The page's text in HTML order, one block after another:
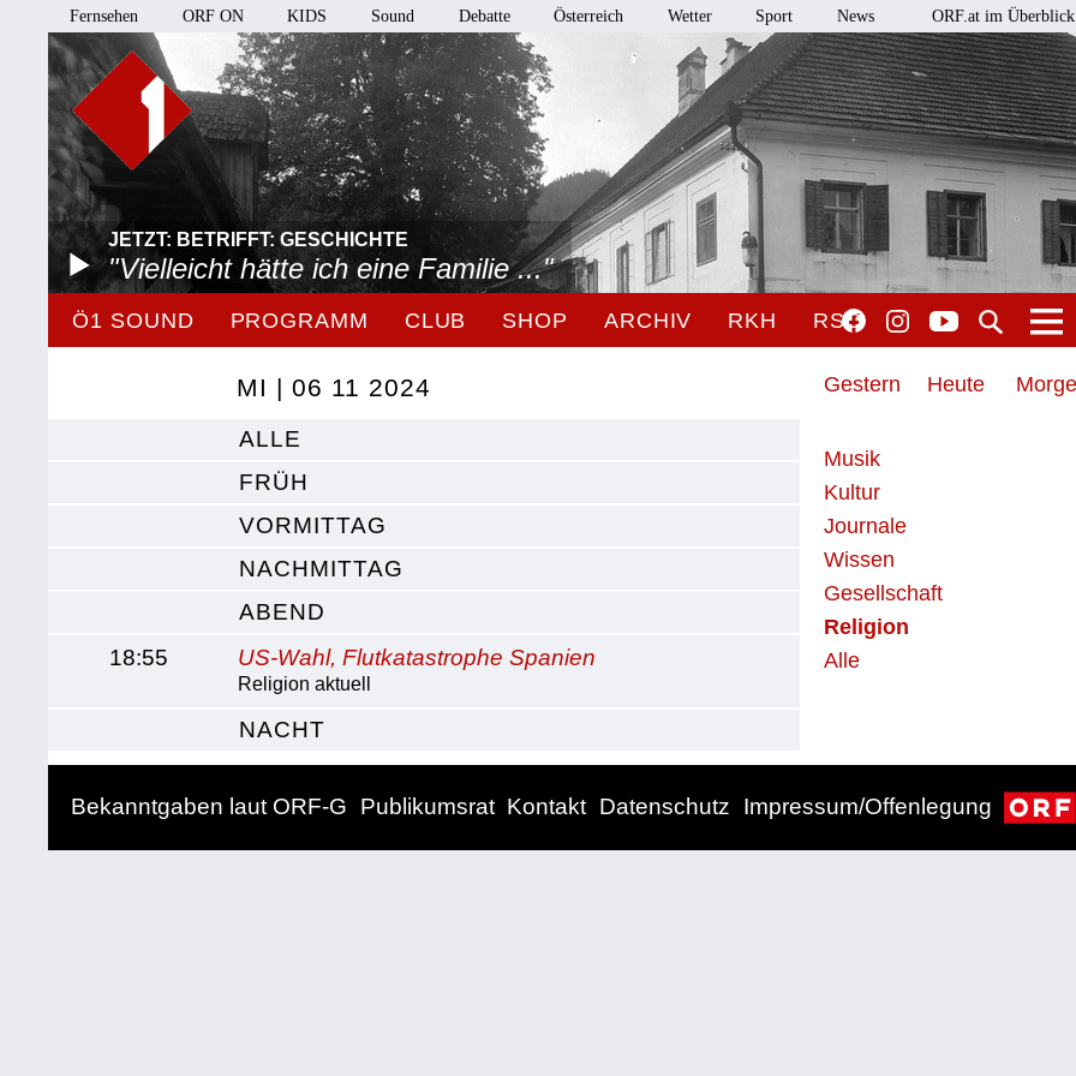
Fernsehen ORF ON KIDS Sound Debatte Österreich Wetter Sport News ORF.at im Überblick
JETZT: BETRIFFT: GESCHICHTE
"Vielleicht hätte ich eine Familie ..."
Ö1 SOUND PROGRAMM CLUB SHOP ARCHIV RKH RSO
Gestern Heute
Musik
Kultur
Journale
Wissen
Gesellschaft
Religion
Alle
MI | 06 11 2024
ALLE
FRÜH
VORMITTAG
NACHMITTAG
ABEND
18:55
US-Wahl, Flutkatastrophe Spanien
Religion aktuell
NACHT
Bekanntgaben laut ORF-G Publikumsrat Kontakt Datenschutz Impressum/Offenlegung